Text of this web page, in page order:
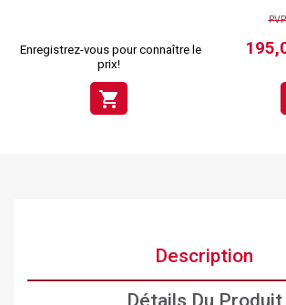
Créer une liste d'envies
Connexion
Enregistrez-vous pour connaître le
prix!
shopping_cart
Description
Détails Du Produit